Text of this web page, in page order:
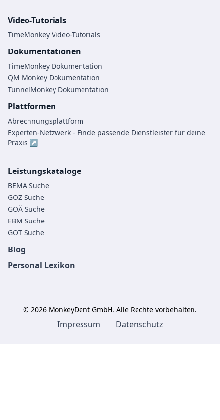
Video-Tutorials
TimeMonkey Video-Tutorials
Dokumentationen
TimeMonkey Dokumentation
QM Monkey Dokumentation
TunnelMonkey Dokumentation
Plattformen
Abrechnungsplattform
Experten-Netzwerk - Finde passende Dienstleister für deine
Praxis ↗
Leistungskataloge
BEMA Suche
GOZ Suche
GOÄ Suche
EBM Suche
GOT Suche
Blog
Personal Lexikon
© 2026 MonkeyDent GmbH. Alle Rechte vorbehalten.
Impressum Datenschutz